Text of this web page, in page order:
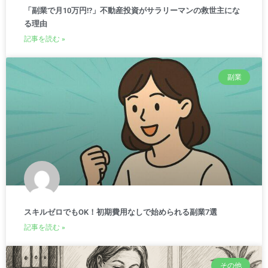
「副業で月10万円!?」不動産投資がサラリーマンの救世主にな
る理由
記事を読む »
副業
スキルゼロでもOK！初期費用なしで始められる副業7選
記事を読む »
その他